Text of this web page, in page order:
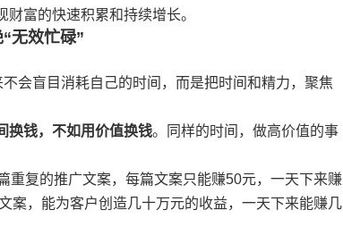
富的快速积累和持续增长。
无效忙碌”
会盲目消耗自己的时间，而是把时间和精力，聚焦
换钱，不如用价值换钱。同样的时间，做高价值的事
重复的推广文案，每篇文案只能赚50元，一天下来赚
案，能为客户创造几十万元的收益，一天下来能赚几